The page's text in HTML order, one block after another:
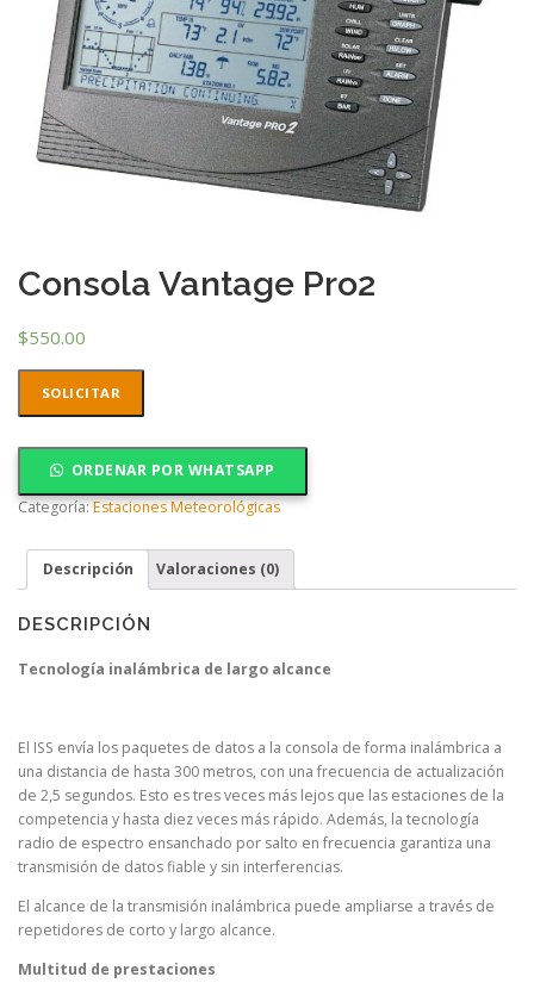
Consola Vantage Pro2
$550.00
SOLICITAR
ORDENAR POR WHATSAPP
Categoría:Estaciones Meteorológicas
Descripción Valoraciones (0)
DESCRIPCIÓN
Tecnología inalámbrica de largo alcance
El ISS envía los paquetes de datos a la consola de forma inalámbrica a
una distancia de hasta 300 metros, con una frecuencia de actualización
de 2,5 segundos. Esto es tres veces más lejos que las estaciones de la
competencia y hasta diez veces más rápido. Además, la tecnología
radio de espectro ensanchado por salto en frecuencia garantiza una
transmisión de datos fiable y sin interferencias.
El alcance de la transmisión inalámbrica puede ampliarse a través de
repetidores de corto y largo alcance.
Multitud de prestaciones